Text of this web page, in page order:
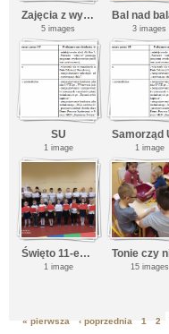
Zajęcia z wychowania fizycznego na świeżym powietrzu
5 images 3 images
SU
1 image 1 image
Święto 11-ego listopada
1 image 15 images
Strony
« pierwsza ‹ poprzednia 1 2